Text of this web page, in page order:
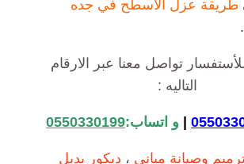
طريقة عزل الاسطح في جده
تواصل معنا عبر الارقام
التاليه :
| و اتساب:0550330199
وصيانة مباني ، ديكور بديل